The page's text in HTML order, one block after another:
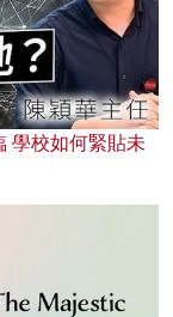
學校如何緊貼未